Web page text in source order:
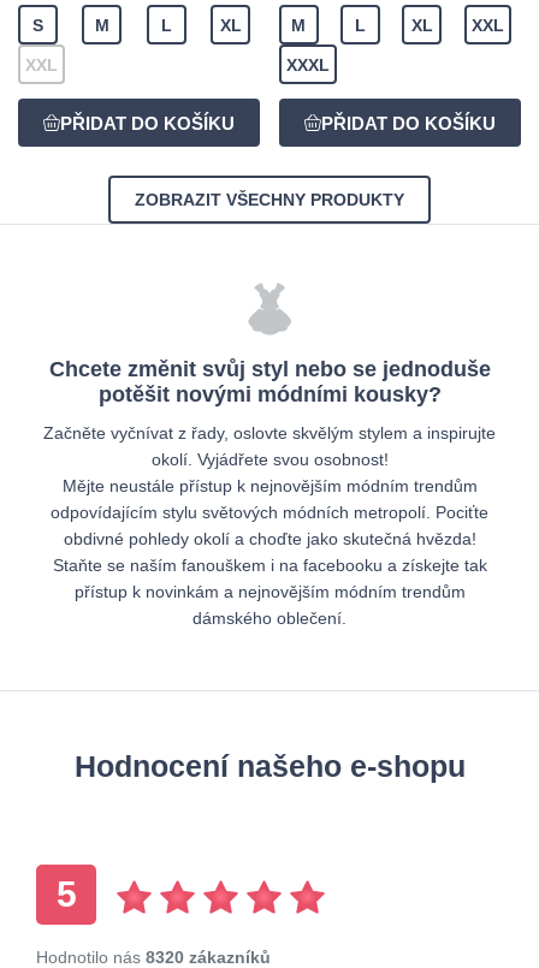
S M L XL
XXL
M L XL XXL
XXXL
ZOBRAZIT VŠECHNY PRODUKTY
Chcete změnit svůj styl nebo se jednoduše
potěšit novými módními kousky?
Začněte vyčnívat z řady, oslovte skvělým stylem a inspirujte
okolí. Vyjádřete svou osobnost!
Mějte neustále přístup k nejnovějším módním trendům
odpovídajícím stylu světových módních metropolí. Pociťte
obdivné pohledy okolí a choďte jako skutečná hvězda!
Staňte se naším fanouškem i na facebooku a získejte tak
přístup k novinkám a nejnovějším módním trendům
dámského oblečení.
Hodnocení našeho e-shopu
5
Hodnotilo nás 8320 zákazníků